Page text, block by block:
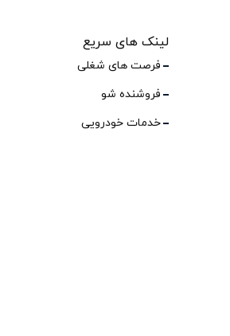
لینک های سریع
فرصت های شغلی
فروشنده شو
خدمات خودرویی